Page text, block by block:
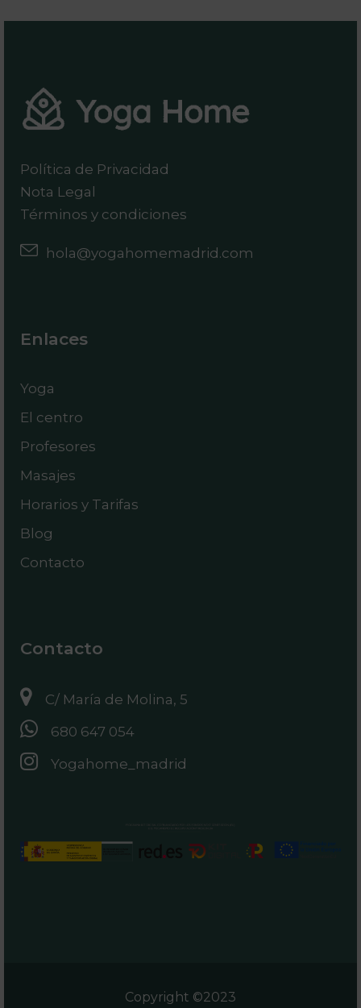
Política de Privacidad
Nota Legal
Términos y condiciones
hola@yogahomemadrid.com
Enlaces
Yoga
El centro
Profesores
Masajes
Horarios y Tarifas
Blog
Contacto
Contacto
C/ María de Molina, 5
680 647 054
Yogahome_madrid
Copyright ©2023